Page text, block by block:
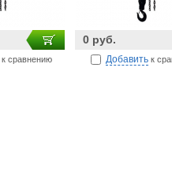
к сравнению
0 руб.
Добавить к